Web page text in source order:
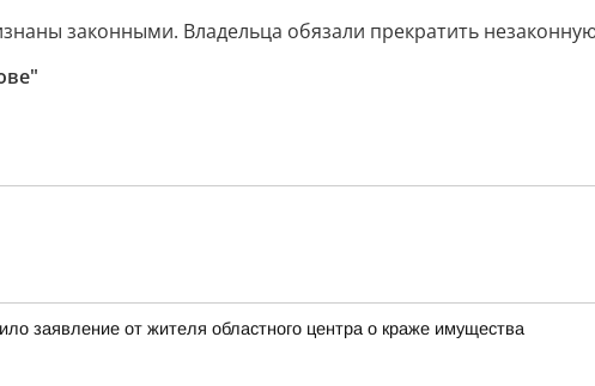
законными. Владельца обязали прекратить
заявление от жителя областного центра о краже имущества